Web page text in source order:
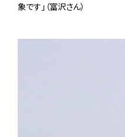
象です」（富沢さん）